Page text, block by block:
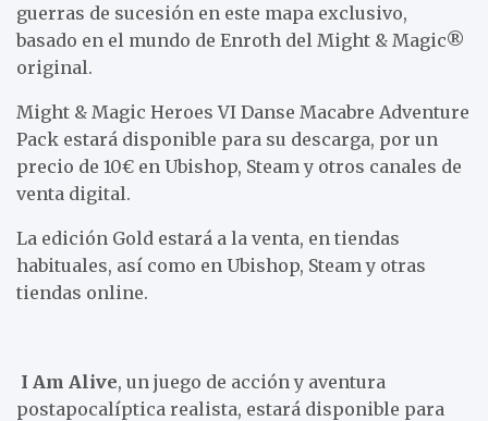
guerras de sucesión en este mapa exclusivo,
basado en el mundo de Enroth del Might & Magic®
original.
Might & Magic Heroes VI Danse Macabre Adventure
Pack estará disponible para su descarga, por un
precio de 10€ en Ubishop, Steam y otros canales de
venta digital.
La edición Gold estará a la venta, en tiendas
habituales, así como en Ubishop, Steam y otras
tiendas online.
I Am Alive, un juego de acción y aventura
postapocalíptica realista, estará disponible para